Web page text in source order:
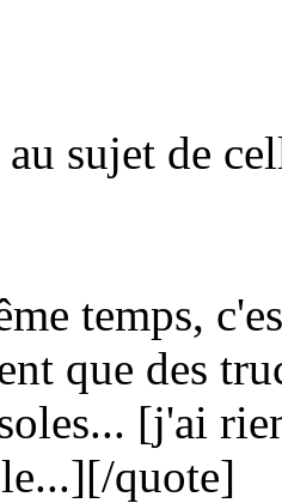
sujet de
temps,
que des
[j'ai
[/quote]